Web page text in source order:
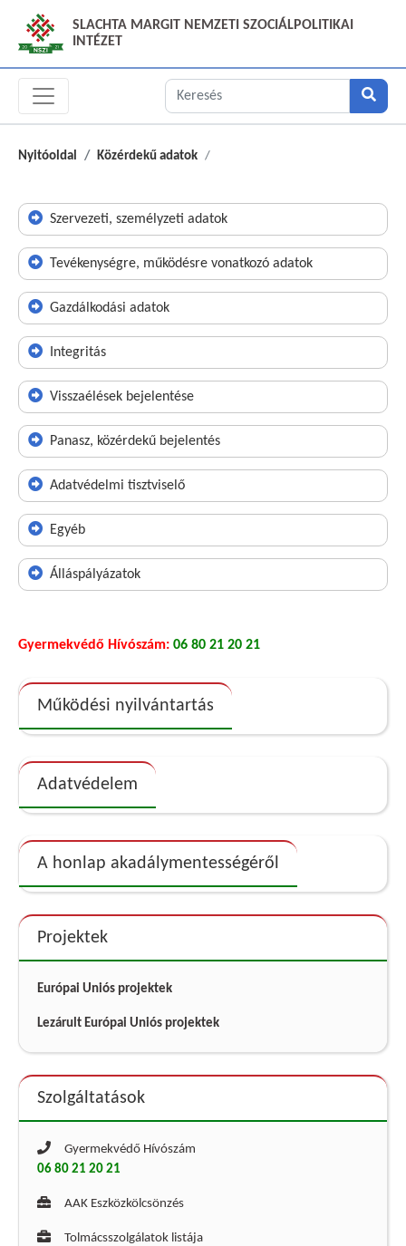
SLACHTA MARGIT NEMZETI SZOCIÁLPOLITIKAI
INTÉZET
Nyitóoldal Közérdekű adatok
Szervezeti, személyzeti adatok
Tevékenységre, működésre vonatkozó adatok
Gazdálkodási adatok
Integritás
Visszaélések bejelentése
Panasz, közérdekű bejelentés
Adatvédelmi tisztviselő
Egyéb
Álláspályázatok
Gyermekvédő Hívószám: 06 80 21 20 21
Működési nyilvántartás
Adatvédelem
A honlap akadálymentességéről
Projektek
Európai Uniós projektek
Lezárult Európai Uniós projektek
Szolgáltatások
Gyermekvédő Hívószám
06 80 21 20 21
AAK Eszközkölcsönzés
Tolmácsszolgálatok listája